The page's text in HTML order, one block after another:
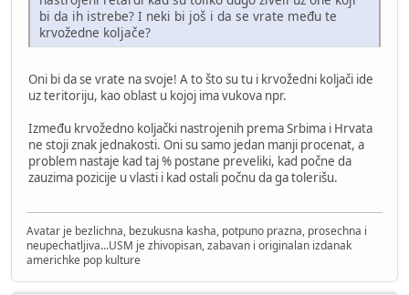
bi da ih istrebe? I neki bi još i da se vrate među te
krvožedne koljače?
Oni bi da se vrate na svoje! A to što su tu i krvožedni koljači ide
uz teritoriju, kao oblast u kojoj ima vukova npr.
Između krvožedno koljački nastrojenih prema Srbima i Hrvata
ne stoji znak jednakosti. Oni su samo jedan manji procenat, a
problem nastaje kad taj % postane preveliki, kad počne da
zauzima pozicije u vlasti i kad ostali počnu da ga tolerišu.
Avatar je bezlichna, bezukusna kasha, potpuno prazna, prosechna i
neupechatljiva...USM je zhivopisan, zabavan i originalan izdanak
americhke pop kulture